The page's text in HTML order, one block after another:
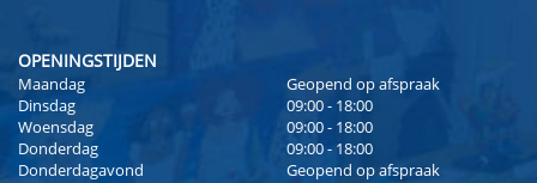
OPENINGSTIJDEN
Maandag
Geopend op afspraak
Dinsdag
09:00 - 18:00
Woensdag
09:00 - 18:00
Donderdag
09:00 - 18:00
Donderdagavond
Geopend op afspraak